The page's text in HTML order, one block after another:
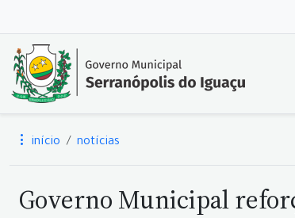
início notícias
Governo Municipal